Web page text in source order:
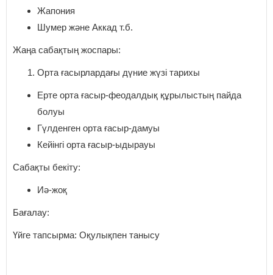
Жапония
Шумер және Аккад т.б.
Жаңа сабақтың жоспары:
Орта ғасырлардағы дүние жүзі тарихы
Ерте орта ғасыр-феодалдық құрылыстың пайда
болуы
Гүлденген орта ғасыр-дамуы
Кейінгі орта ғасыр-ыдырауы
Сабақты бекіту:
Иә-жоқ
Бағалау:
Үйге тапсырма: Оқулықпен танысу